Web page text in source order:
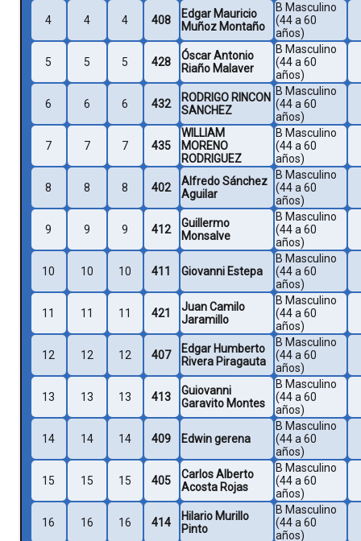
4 4 4 408
Edgar Mauricio
Muñoz Montaño
B Masculino
(44 a 60
años)
5 5 5 428
Óscar Antonio
Riaño Malaver
B Masculino
(44 a 60
años)
6 6 6 432
RODRIGO RINCON
SANCHEZ
B Masculino
(44 a 60
años)
7 7 7 435
WILLIAM
MORENO
RODRIGUEZ
B Masculino
(44 a 60
años)
8 8 8 402
Alfredo Sánchez
Aguilar
B Masculino
(44 a 60
años)
9 9 9 412
Guillermo
Monsalve
B Masculino
(44 a 60
años)
10 10 10 411 Giovanni Estepa
B Masculino
(44 a 60
años)
11 11 11 421
Juan Camilo
Jaramillo
B Masculino
(44 a 60
años)
12 12 12 407
Edgar Humberto
Rivera Piragauta
B Masculino
(44 a 60
años)
13 13 13 413
Guiovanni
Garavito Montes
B Masculino
(44 a 60
años)
14 14 14 409 Edwin gerena
B Masculino
(44 a 60
años)
15 15 15 405
Carlos Alberto
Acosta Rojas
B Masculino
(44 a 60
años)
16 16 16 414
Hilario Murillo
Pinto
B Masculino
(44 a 60
años)